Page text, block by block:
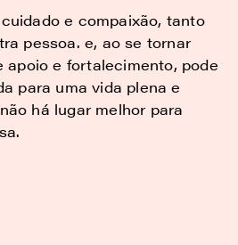
e compaixão, tanto
pessoa. e, ao se tornar
apoio e fortalecimento, pode
para uma vida plena e
há lugar melhor para